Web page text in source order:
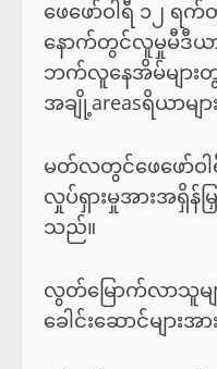
ဖေဖော်ဝါရီ ၁၂ ရ
နောက်တွင်လူမှုမီဒီယ
ဘက်လူနေအိမ်များတွ
အချို့areasရိယာမ
မတ်လတွင်ဖေဖော်ဝါ
လှုပ်ရှားမှုအားအရှိန်
သည်။
လွတ်မြောက်လာသူမျာ
ခေါင်းဆောင်များ